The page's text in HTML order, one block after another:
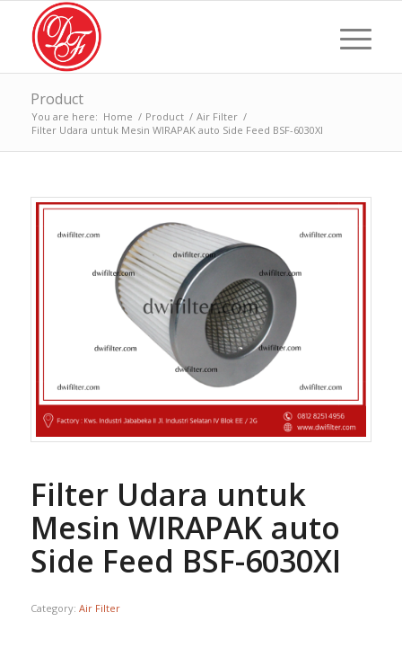
Product
You are here: Home / Product / Air Filter /
Filter Udara untuk Mesin WIRAPAK auto Side Feed BSF-6030XI
Filter Udara untuk
Mesin WIRAPAK auto
Side Feed BSF-6030XI
Category: Air Filter